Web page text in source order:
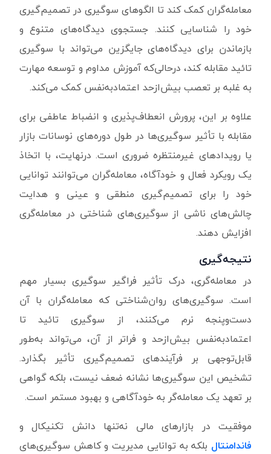
معامله‌گران کمک کند تا الگوهای سوگیری در تصمیم‌گیری
خود را شناسایی کنند. جستجوی دیدگاه‌های متنوع و
بازماندن برای دیدگاه‌های جایگزین می‌تواند با سوگیری
تائید مقابله کند، درحالی‌که آموزش مداوم و توسعه مهارت
به غلبه بر تعصب بیش‌ازحد اعتمادبه‌نفس کمک می‌کند.
علاوه بر این، پرورش انعطاف‌پذیری و انضباط عاطفی برای
مقابله با تأثیر سوگیری‌ها در طول دوره‌های نوسانات بازار
یا رویدادهای غیرمنتظره ضروری است. درنهایت، با اتخاذ
یک رویکرد فعال و خودآگاه، معامله‌گران می‌توانند توانایی
خود را برای تصمیم‌گیری منطقی و عینی و هدایت
چالش‌های ناشی از سوگیری‌های شناختی در معامله‌گری
افزایش دهند.
نتیجه‌گیری
در معامله‌گری، درک تأثیر فراگیر سوگیری بسیار مهم
است. سوگیری‌های روان‌شناختی که معامله‌گران با آن
دست‌وپنجه نرم می‌کنند، از سوگیری تائید تا
اعتمادبه‌نفس بیش‌ازحد و فراتر از آن، می‌تواند به‌طور
قابل‌توجهی بر فرآیندهای تصمیم‌گیری تأثیر بگذارد.
تشخیص این سوگیری‌ها نشانه ضعف نیست، بلکه گواهی
بر تعهد یک معامله‌گر به خودآگاهی و بهبود مستمر است.
موفقیت در بازارهای مالی نه‌تنها دانش تکنیکال و
فاندامنتال بلکه به توانایی مدیریت و کاهش سوگیری‌های